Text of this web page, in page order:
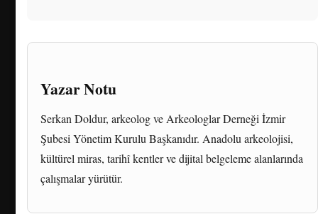
Yazar Notu
Serkan Doldur, arkeolog ve Arkeologlar Derneği İzmir
Şubesi Yönetim Kurulu Başkanıdır. Anadolu arkeolojisi,
kültürel miras, tarihî kentler ve dijital belgeleme alanlarında
çalışmalar yürütür.